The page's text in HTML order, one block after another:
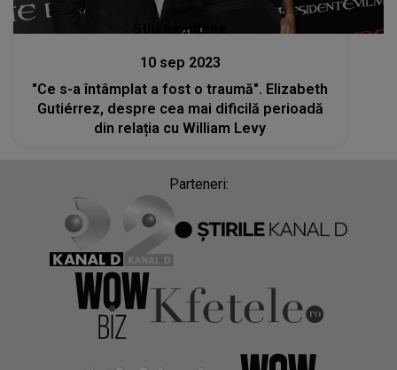
Stiri mondene
10 sep 2023
"Ce s-a întâmplat a fost o traumă". Elizabeth
Gutiérrez, despre cea mai dificilă perioadă
din relația cu William Levy
Parteneri: